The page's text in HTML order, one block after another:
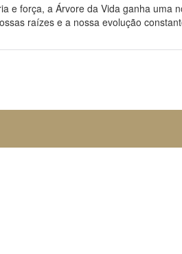
e força, a Árvore da Vida ganha uma
raízes e a nossa evolução